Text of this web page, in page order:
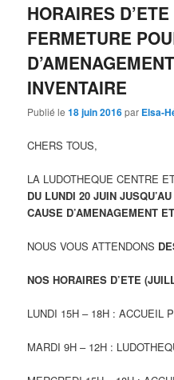
HORAIRES
FERMETURE
INVENTAIRE
Publié le18 juin 2016par Elsa-
CHERS TOUS,
LA LUDOTHEQUE CENTRE
DU LUNDI 20 JUIN
CAUSE D’AMENAGEMENT
NOUS VOUS ATTENDONS
NOS HORAIRES D’ETE
LUNDI 15H – 18H : ACCUEIL
MARDI 9H – 12H :